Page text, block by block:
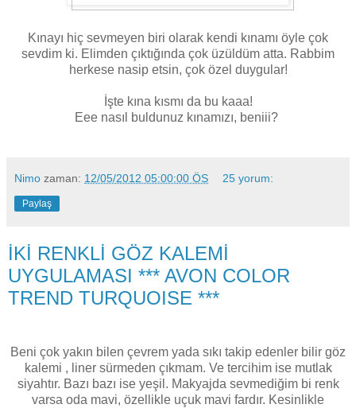
Kınayı hiç sevmeyen biri olarak kendi kınamı öyle çok
sevdim ki. Elimden çıktığında çok üzüldüm atta. Rabbim
herkese nasip etsin, çok özel duygular!
İşte kına kısmı da bu kaaa!
Eee nasıl buldunuz kınamızı, beniii?
Nimo zaman: 12/05/2012 05:00:00 ÖS 25 yorum:
Paylaş
İKİ RENKLİ GÖZ KALEMİ
UYGULAMASI *** AVON COLOR
TREND TURQUOISE ***
Beni çok yakın bilen çevrem yada sıkı takip edenler bilir göz
kalemi , liner sürmeden çıkmam. Ve tercihim ise mutlak
siyahtır. Bazı bazı ise yeşil. Makyajda sevmediğim bi renk
varsa oda mavi, özellikle uçuk mavi fardır. Kesinlikle